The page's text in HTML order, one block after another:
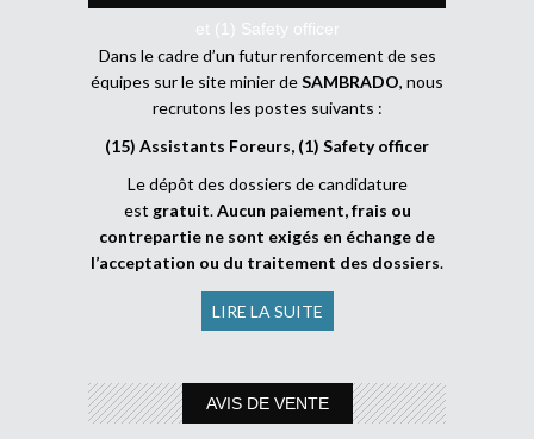
et (1) Safety officer
Dans le cadre d’un futur renforcement de ses
équipes sur le site minier deSAMBRADO, nous
recrutons les postes suivants :
(15) Assistants Foreurs, (1) Safety officer
Le dépôt des dossiers de candidature
est gratuit.Aucun paiement, frais ou
contrepartie ne sont exigés en échange de
l’acceptation ou du traitement des dossiers.
LIRE LA SUITE
AVIS DE VENTE